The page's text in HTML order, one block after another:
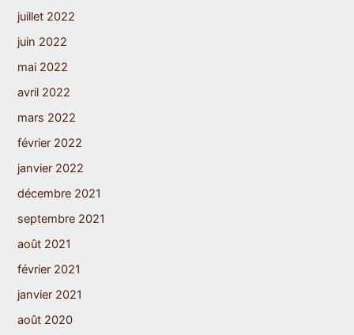
juillet 2022
juin 2022
mai 2022
avril 2022
mars 2022
février 2022
janvier 2022
décembre 2021
septembre 2021
août 2021
février 2021
janvier 2021
août 2020